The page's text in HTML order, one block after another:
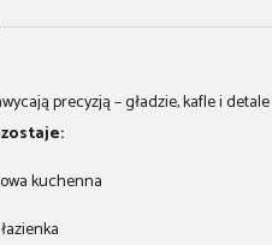
precyzją – gładzie, kafle i
kuchenna